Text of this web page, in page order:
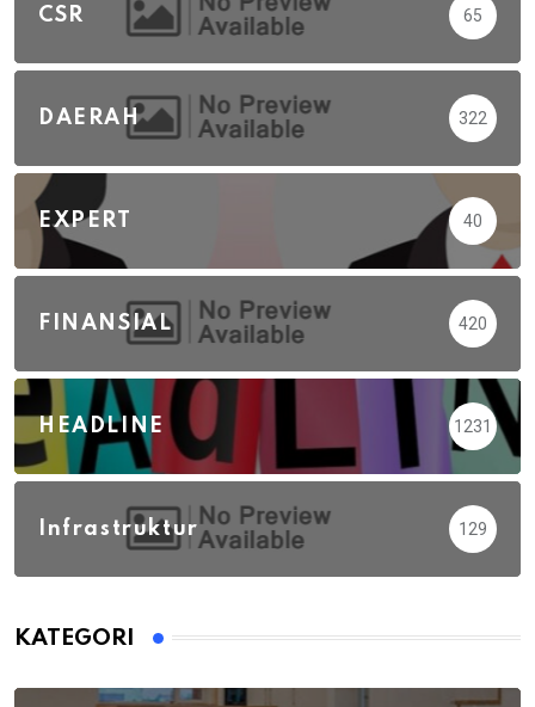
CSR 65
DAERAH 322
EXPERT 40
FINANSIAL 420
HEADLINE 1231
Infrastruktur 129
KATEGORI